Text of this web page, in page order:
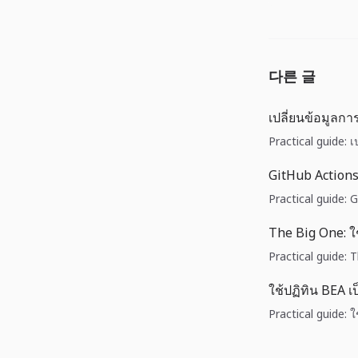
다른 글
เปลี่ยนข้อมูลก
Practical guide:
GitHub
Practical guide:
The Big One:
Practical guide:
ใช้ปฏิทิน BEA
Practical guide: